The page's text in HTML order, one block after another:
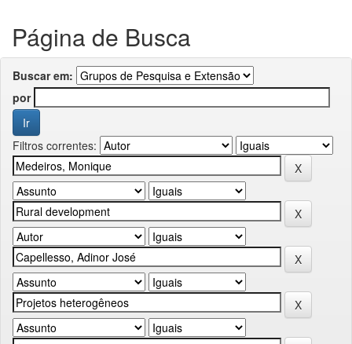
Página de Busca
Buscar em:
por
Filtros correntes: